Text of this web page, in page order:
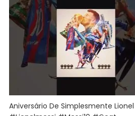
Aniversário De Simplesmente